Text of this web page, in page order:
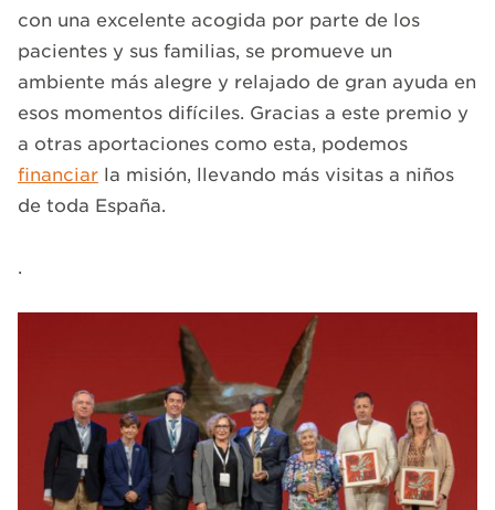
con una excelente acogida por parte de los
pacientes y sus familias, se promueve un
ambiente más alegre y relajado de gran ayuda en
esos momentos difíciles. Gracias a este premio y
a otras aportaciones como esta, podemos
financiar la misión, llevando más visitas a niños
de toda España.
.